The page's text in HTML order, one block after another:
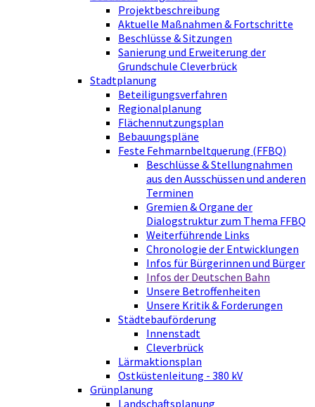
Projektbeschreibung
Aktuelle Maßnahmen & Fortschritte
Beschlüsse & Sitzungen
Sanierung und Erweiterung der
Grundschule Cleverbrück
Stadtplanung
Beteiligungsverfahren
Regionalplanung
Flächennutzungsplan
Bebauungspläne
Feste Fehmarnbeltquerung (FFBQ)
Beschlüsse & Stellungnahmen
aus den Ausschüssen und anderen
Terminen
Gremien & Organe der
Dialogstruktur zum Thema FFBQ
Weiterführende Links
Chronologie der Entwicklungen
Infos für Bürgerinnen und Bürger
Infos der Deutschen Bahn
Unsere Betroffenheiten
Unsere Kritik & Forderungen
Städtebauförderung
Innenstadt
Cleverbrück
Lärmaktionsplan
Ostküstenleitung - 380 kV
Grünplanung
Landschaftsplanung